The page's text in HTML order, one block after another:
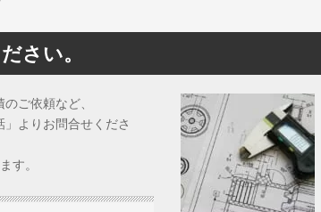
さい。
ご依頼など、
」よりお問合せくださ
す。